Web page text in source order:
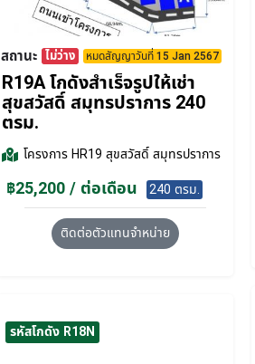
สถานะ ไม่ว่าง หมดสัญญาวันที่ 15 Jan 2567
R19A โกดังสำเร็จรูปให้เช่า
สุขสวัสดิ์ สมุทรปราการ 240
ตรม.
โครงการHR19 สุขสวัสดิ์ สมุทรปราการ
฿25,200 / ต่อเดือน 240 ตรม.
ติดต่อตัวแทนจำหน่าย
รหัสโกดัง R18N